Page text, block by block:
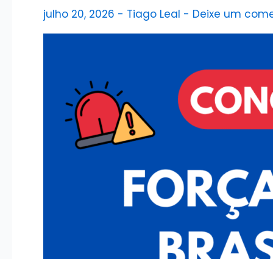
julho 20, 2026 - Tiago Leal - Deixe um